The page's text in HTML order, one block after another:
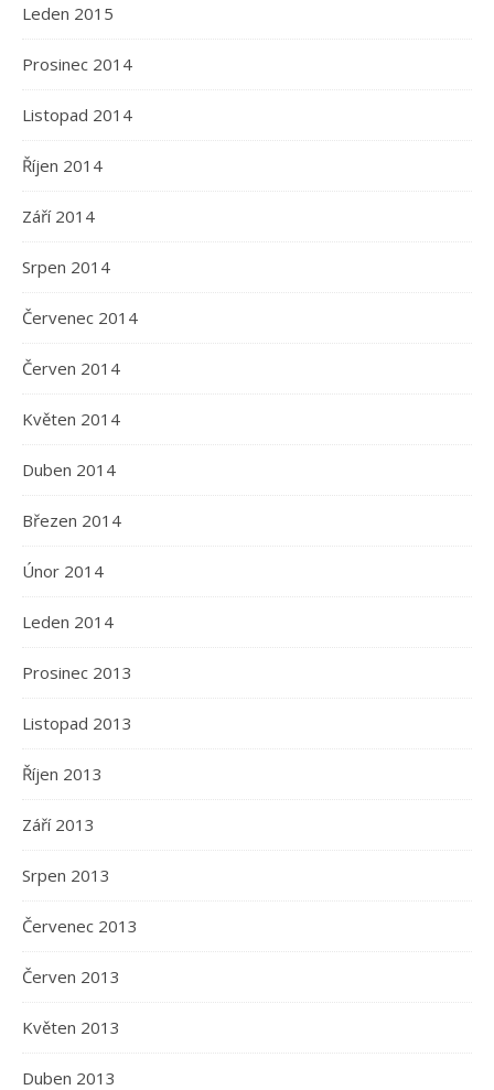
Leden 2015
Prosinec 2014
Listopad 2014
Říjen 2014
Září 2014
Srpen 2014
Červenec 2014
Červen 2014
Květen 2014
Duben 2014
Březen 2014
Únor 2014
Leden 2014
Prosinec 2013
Listopad 2013
Říjen 2013
Září 2013
Srpen 2013
Červenec 2013
Červen 2013
Květen 2013
Duben 2013